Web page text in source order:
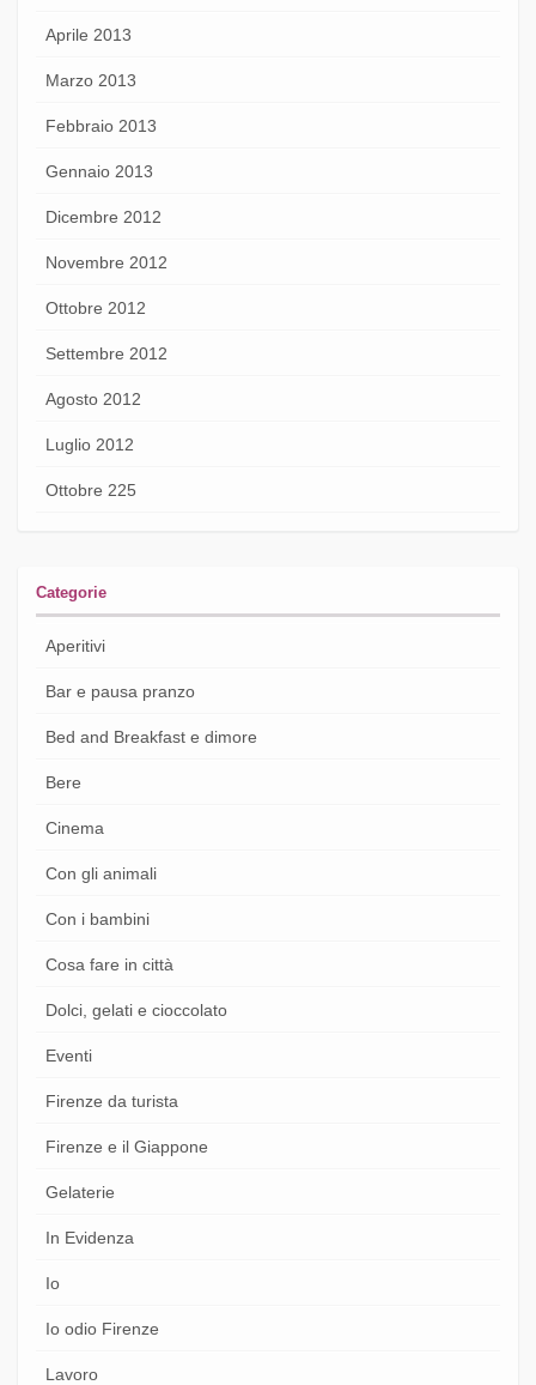
Aprile 2013
Marzo 2013
Febbraio 2013
Gennaio 2013
Dicembre 2012
Novembre 2012
Ottobre 2012
Settembre 2012
Agosto 2012
Luglio 2012
Ottobre 225
Categorie
Aperitivi
Bar e pausa pranzo
Bed and Breakfast e dimore
Bere
Cinema
Con gli animali
Con i bambini
Cosa fare in città
Dolci, gelati e cioccolato
Eventi
Firenze da turista
Firenze e il Giappone
Gelaterie
In Evidenza
Io
Io odio Firenze
Lavoro